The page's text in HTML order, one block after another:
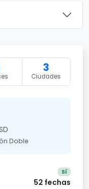
3
Ciudades
Doble
Sí
52 fechas